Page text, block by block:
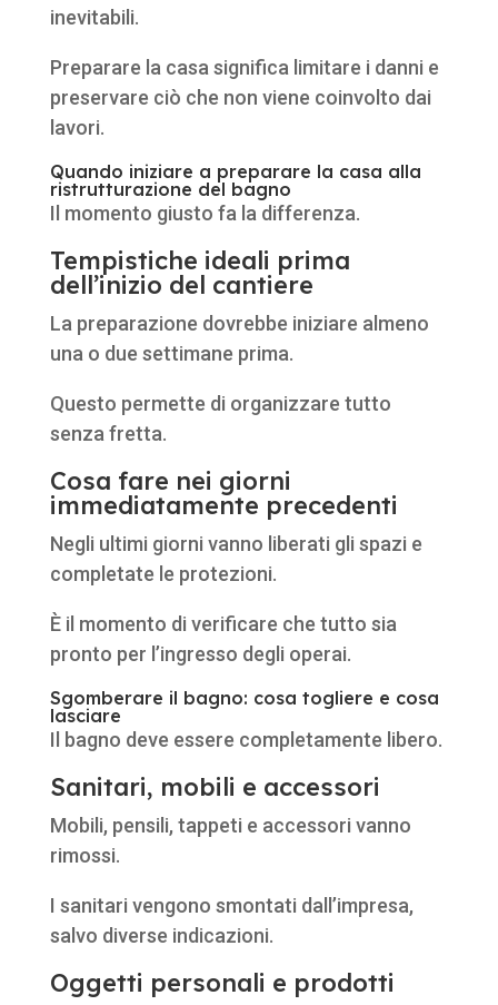
inevitabili.
Preparare la casa significa limitare i danni e
preservare ciò che non viene coinvolto dai
lavori.
Quando iniziare a preparare la casa alla
ristrutturazione del bagno
Il momento giusto fa la differenza.
Tempistiche ideali prima
dell’inizio del cantiere
La preparazione dovrebbe iniziare almeno
una o due settimane prima.
Questo permette di organizzare tutto
senza fretta.
Cosa fare nei giorni
immediatamente precedenti
Negli ultimi giorni vanno liberati gli spazi e
completate le protezioni.
È il momento di verificare che tutto sia
pronto per l’ingresso degli operai.
Sgomberare il bagno: cosa togliere e cosa
lasciare
Il bagno deve essere completamente libero.
Sanitari, mobili e accessori
Mobili, pensili, tappeti e accessori vanno
rimossi.
I sanitari vengono smontati dall’impresa,
salvo diverse indicazioni.
Oggetti personali e prodotti